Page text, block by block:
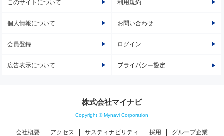
このサイトについて 利用規約
個人情報について お問い合わせ
会員登録 ログイン
広告表示について プライバシー設定
株式会社マイナビ
Copyright © Mynavi Corporation
会社概要 アクセス サスティナビリティ 採用 グループ企業